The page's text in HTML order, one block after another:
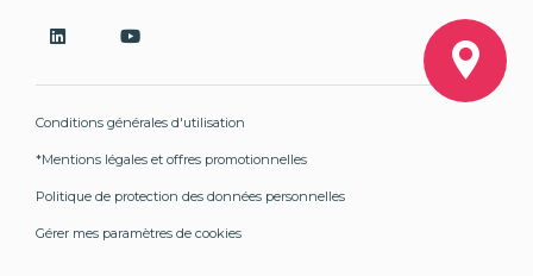
Conditions générales d'utilisation
*Mentions légales et offres promotionnelles
Politique de protection des données personnelles
Gérer mes paramètres de cookies